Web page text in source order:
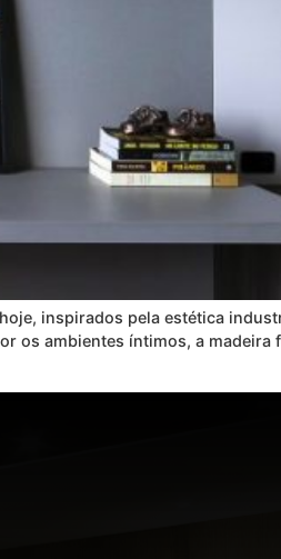
inspirados pela estética
os ambientes íntimos, a madeira